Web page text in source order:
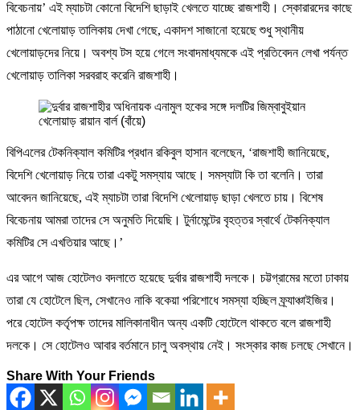
বিবেচনায়’ এই ম্যাচটা কোনো বিদেশি ছাড়াই খেলতে যাচ্ছে রাজশাহী। স্কোরারদের কাছে
পাঠানো খেলোয়াড় তালিকায় দেখা গেছে, একাদশ সাজানো হয়েছে শুধু স্থানীয়
খেলোয়াড়দের নিয়ে। অবশ্য টস হয়ে গেলে সংবাদমাধ্যমকে এই প্রতিবেদন লেখা পর্যন্ত
খেলোয়াড় তালিকা সরবরাহ করেনি রাজশাহী।
বিপিএলের টেকনিক্যাল কমিটির প্রধান রকিবুল হাসান বলেছেন, ‘রাজশাহী জানিয়েছে,
বিদেশি খেলোয়াড় নিয়ে তারা একটু সমস্যায় আছে। সমস্যাটা কি তা বলেনি। তারা
আবেদন জানিয়েছে, এই ম্যাচটা তারা বিদেশি খেলোয়াড় ছাড়া খেলতে চায়। বিশেষ
বিবেচনায় আমরা তাদের সে অনুমতি দিয়েছি। টুর্নামেন্টের বৃহত্তর স্বার্থে টেকনিক্যাল
কমিটির সে এখতিয়ার আছে।’
এর আগে আজ হোটেলও বদলাতে হয়েছে দুর্বার রাজশাহী দলকে। চট্টগ্রামের মতো ঢাকায়
তারা যে হোটেলে ছিল, সেখানেও নাকি বকেয়া পরিশোধে সমস্যা হচ্ছিল ফ্র্যাঞ্চাইজির।
পরে হোটেল কর্তৃপক্ষ তাদের মালিকানাধীন অন্য একটি হোটেলে থাকতে বলে রাজশাহী
দলকে। সে হোটেলও আবার বর্তমানে চালু অবস্থায় নেই। সংস্কার কাজ চলছে সেখানে।
Share With Your Friends